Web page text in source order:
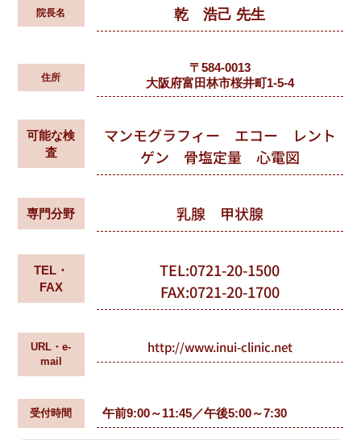
院長名 乾 浩己 先生
住所
〒584-0013
大阪府富田林市桜井町1-5-4
可能な検
査
マンモグラフィー エコー レント
ゲン 骨塩定量 心電図
専門分野 乳腺 甲状腺
TEL・
FAX
TEL:0721-20-1500
FAX:0721-20-1700
URL・e-
mail
http://www.inui-clinic.net
受付時間 午前9:00～11:45／午後5:00～7:30